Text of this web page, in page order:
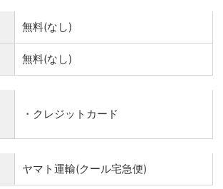
無料(なし)
無料(なし)
・クレジットカード
ヤマト運輸(クール宅急便)